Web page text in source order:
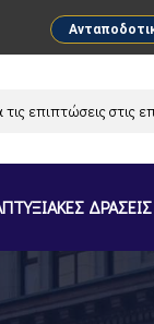
στις
ΔΡΑΣΕΙΣ